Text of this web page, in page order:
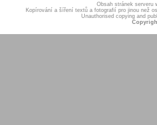
Obsah stránek serveru
Kopírování a šíření textů a fotografií pro jinou než
Unauthorised copying and